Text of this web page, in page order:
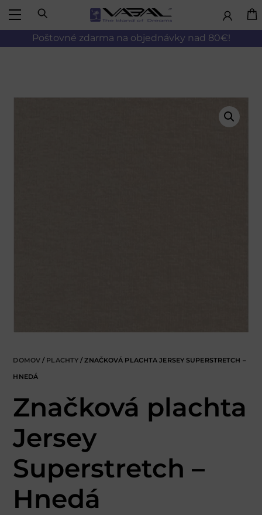
Skip
to
content
Menu
Poštovné zdarma na objednávky nad 80€!
DOMOV/ PLACHTY / ZNAČKOVÁ PLACHTA JERSEY SUPERSTRETCH –
HNEDÁ
Značková plachta
Jersey
Superstretch –
Hnedá